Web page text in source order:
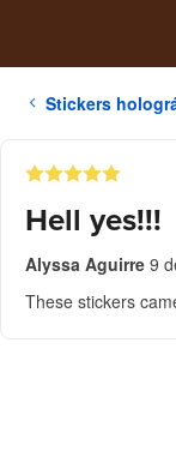
Stickers
Hell yes!!!
Alyssa Aguirre 9
These stickers